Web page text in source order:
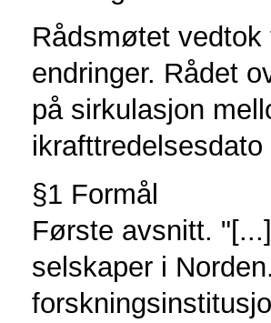
Rådsmøtet
endringer. Rådet
på sirkulasjon
§1 Formål
Første avsnitt.
selskaper i